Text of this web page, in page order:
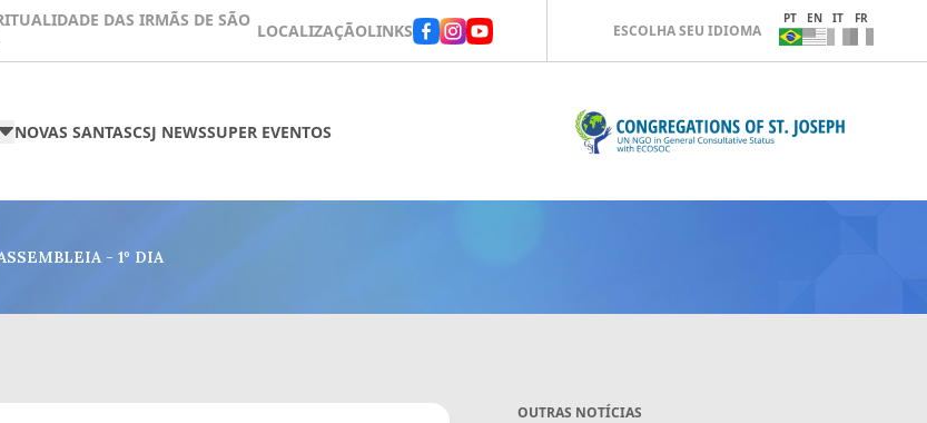
DAS IRMÃS DE SÃO
LOCALIZAÇÃOLINKS ESCOLHA SEU IDIOMA
PT EN IT FR
NOVAS SANTASCSJ NEWSSUPER EVENTOS
- 1º DIA
OUTRAS NOTÍCIAS